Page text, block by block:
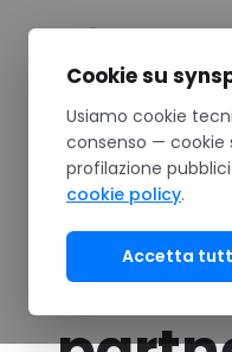
Home/Notizie/Il tuo
ANALISI
Il tuo
Gli 8
Cookie su
Usiamo cookie
consenso — cookie
profilazione
cookie policy.
Accetta